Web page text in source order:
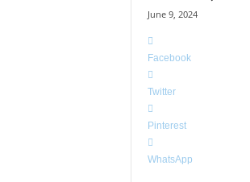
June 9, 2024
Facebook
Twitter
Pinterest
WhatsApp